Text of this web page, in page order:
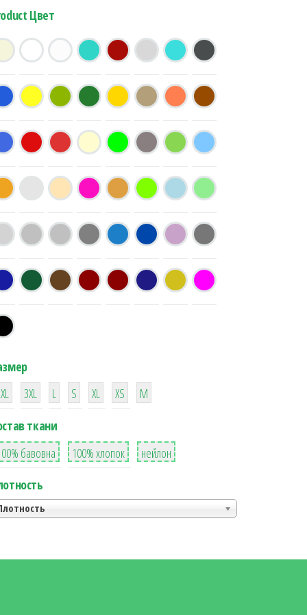
Цвет
38 16
3XL
42
L
42
S
42
XL XS
М
ткани
8
бавовна
36
100% хлопок
2
нейлон